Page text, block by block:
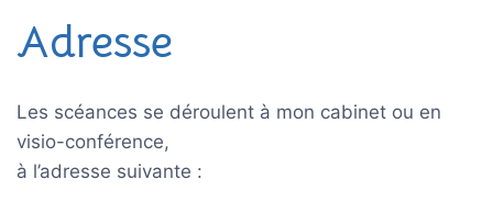
Adresse
Les scéances se déroulent à mon cabinet ou en
visio-conférence,
à l’adresse suivante :